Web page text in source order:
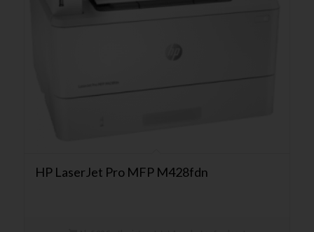
HP LaserJet Pro MFP M428fdn